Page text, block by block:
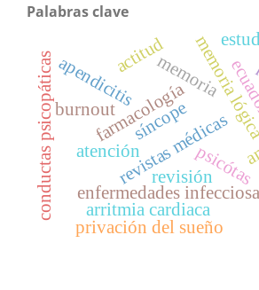
Palabras clave
memoria
farmacología
revistas médicas
enfermedades
apendicitis
atención
memoria
conductas psicopáticas psicótas
síncope
arritmia cardiaca
privación del sueño
actitud
burnout
revisión